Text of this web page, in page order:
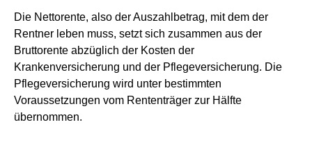
Die Nettorente, also der Auszahlbetrag, mit dem der
Rentner leben muss, setzt sich zusammen aus der
Bruttorente abzüglich der Kosten der
Krankenversicherung und der Pflegeversicherung. Die
Pflegeversicherung wird unter bestimmten
Voraussetzungen vom Rententräger zur Hälfte
übernommen.